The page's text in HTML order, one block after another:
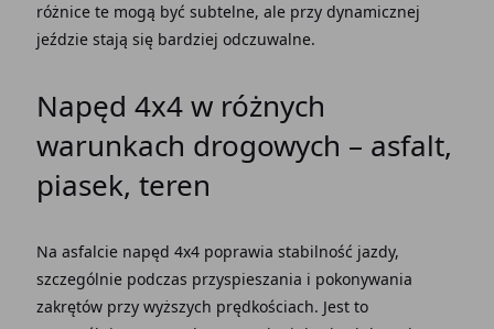
różnice te mogą być subtelne, ale przy dynamicznej
jeździe stają się bardziej odczuwalne.
Napęd 4x4 w różnych
warunkach drogowych – asfalt,
piasek, teren
Na asfalcie napęd 4x4 poprawia stabilność jazdy,
szczególnie podczas przyspieszania i pokonywania
zakrętów przy wyższych prędkościach. Jest to